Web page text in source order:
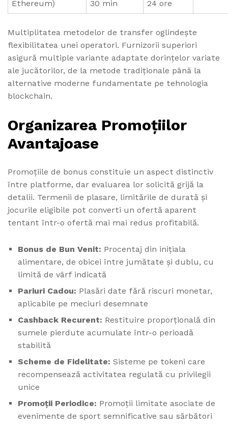
Ethereum) 30 min 24 ore
Multiplitatea metodelor de transfer oglindește
flexibilitatea unei operatori. Furnizorii superiori
asigură multiple variante adaptate dorințelor variate
ale jucătorilor, de la metode tradiționale până la
alternative moderne fundamentate pe tehnologia
blockchain.
Organizarea Promoțiilor
Avantajoase
Promoțiile de bonus constituie un aspect distinctiv
între platforme, dar evaluarea lor solicită grijă la
detalii. Termenii de plasare, limitările de durată și
jocurile eligibile pot converti un ofertă aparent
tentant într-o ofertă mai mai redus profitabilă.
Bonus de Bun Venit: Procentaj din inițiala
alimentare, de obicei între jumătate și dublu, cu
limită de vârf indicată
Pariuri Cadou: Plasări date fără riscuri monetar,
aplicabile pe meciuri desemnate
Cashback Recurent: Restituire proporțională din
sumele pierdute acumulate într-o perioadă
stabilită
Scheme de Fidelitate: Sisteme pe tokeni care
recompensează activitatea regulată cu privilegii
unice
Promoții Periodice: Promoții limitate asociate de
evenimente de sport semnificative sau sărbători